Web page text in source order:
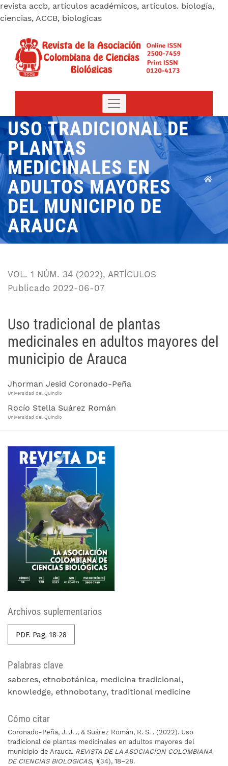
revista accb, artículos académicos, artículos. biología,
ciencias, ACCB, biologicas
USO TRADICIONAL DE
PLANTAS
MEDICINALES EN
ADULTOS MAYORES
DEL MUNICIPIO DE
ARAUCA
VOL. 1 NÚM. 34 (2022), ARTÍCULOS
Uso tradicional de plantas
medicinales en adultos mayores del
municipio de Arauca
Publicado 2022-06-07
Jhorman Jesid Coronado-Peña
Universidad del Quindío
Rocío Stella Suárez Román
Universidad del Quindío
Archivos suplementarios
PDF. Pag, 18-28
Palabras clave
saberes etnobotánica medicina tradicional
knowledge ethnobotany traditional medicine
Cómo citar
Coronado-Peña, J. J. ., & Suárez Román, R. S. . (2022). Uso
tradicional de plantas medicinales en adultos mayores del
municipio de Arauca. REVISTA DE LA ASOCIACION COLOMBIANA
DE CIENCIAS BIOLOGICAS, 1(34), 18–28.